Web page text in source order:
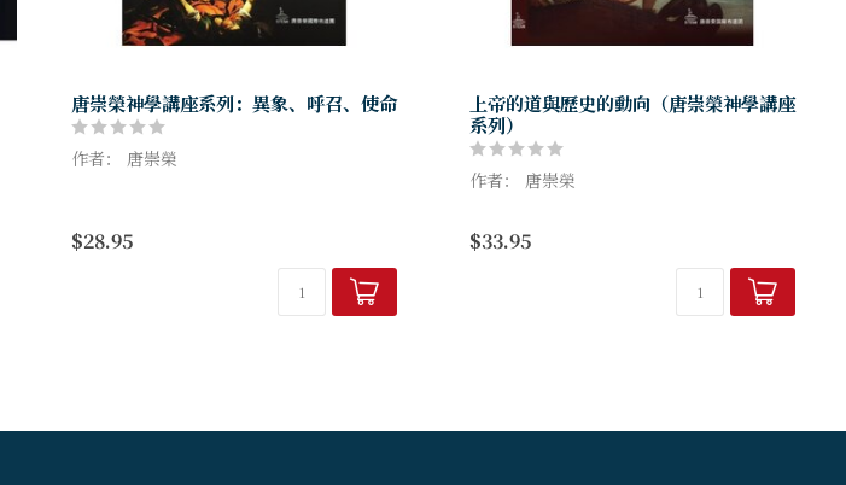
唐崇榮神學講座系列：異象、呼召、使命
作者： 唐崇榮
你之所以能遵行使命是因為上帝把異象賜下
$28.95
上帝的道與歷史的動向（唐崇榮神學講座
系列）
作者： 唐崇榮
蓬勃像大洪流來勢洶洶的時候，整個人類真
正屬靈生命的命脈——上帝的「救恩歷史」
$33.95